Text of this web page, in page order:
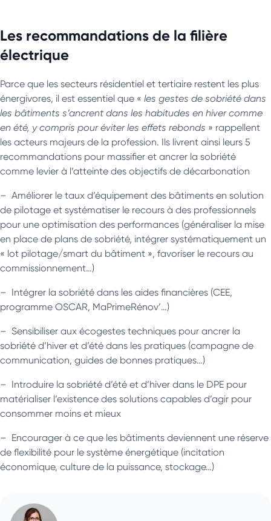
Les recommandations de la filière
électrique
Parce que les secteurs résidentiel et tertiaire restent les plus
énergivores, il est essentiel que « les gestes de sobriété dans
les bâtiments s’ancrent dans les habitudes en hiver comme
en été, y compris pour éviter les effets rebonds » rappellent
les acteurs majeurs de la profession. Ils livrent ainsi leurs 5
recommandations pour massifier et ancrer la sobriété
comme levier à l’atteinte des objectifs de décarbonation
– Améliorer le taux d’équipement des bâtiments en solution
de pilotage et systématiser le recours à des professionnels
pour une optimisation des performances (généraliser la mise
en place de plans de sobriété, intégrer systématiquement un
« lot pilotage/smart du bâtiment », favoriser le recours au
commissionnement…)
– Intégrer la sobriété dans les aides financières (CEE,
programme OSCAR, MaPrimeRénov’…)
– Sensibiliser aux écogestes techniques pour ancrer la
sobriété d’hiver et d’été dans les pratiques (campagne de
communication, guides de bonnes pratiques…)
– Introduire la sobriété d’été et d’hiver dans le DPE pour
matérialiser l’existence des solutions capables d’agir pour
consommer moins et mieux
– Encourager à ce que les bâtiments deviennent une réserve
de flexibilité pour le système énergétique (incitation
économique, culture de la puissance, stockage…)